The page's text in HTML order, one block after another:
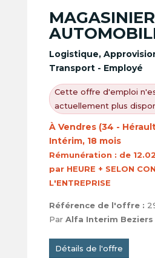
Logistique,
Transport - Employé
Cette offre d'emploi
actuellement plus
À Vendres (34 -
Intérim, 18 mois
Rémunération : de
par HEURE + SELON
L'ENTREPRISE
Référence de l'offre :
Par Alfa Interim Beziers
Détails de l'offre